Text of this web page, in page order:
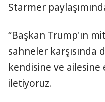
Starmer
“Başkan Trump'ın
sahneler karşısında
kendisine ve
iletiyoruz.